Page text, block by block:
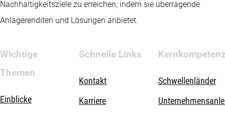
Nachhaltigkeitsziele zu erreichen, indem sie überragende
Anlagerenditen und Lösungen anbietet.
Wichtige
Themen
Einblicke
Schnelle Links
Kontakt
Karriere
Schwellenländer